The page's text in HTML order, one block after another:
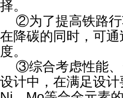
择。
②为了提高铁路行
在降碳的同时，可
度。
③综合考虑性能、
设计中，在满足设